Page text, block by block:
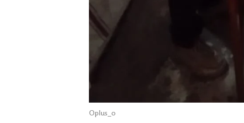
Oplus_0